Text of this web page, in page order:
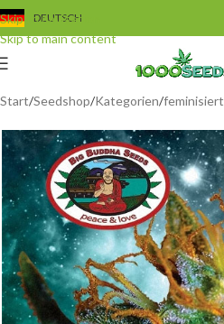
Skip to navigation
Skip to main content
DEUTSCH
Start/Seedshop/Kategorien/feminisiert